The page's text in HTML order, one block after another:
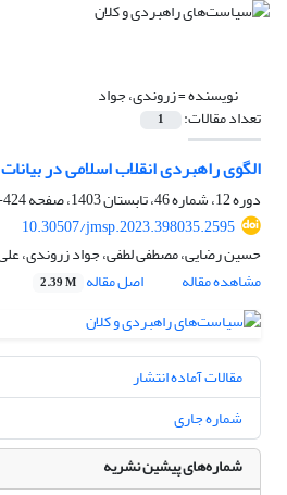
نویسنده =زروندی، جواد
تعداد مقالات: 1
الگوی راهبردی انقلاب اسلامی در
دوره 12، شماره 46، تابستان 1403، صفحه
424-451
10.30507/jmsp.2023.398035.2595
حسین رضایی، مصطفی لطفی، جواد زروندی،
مشاهده مقاله
اصل مقاله 2.39 M
مقالات آماده انتشار
شماره جاری
شماره‌های پیشین نشریه